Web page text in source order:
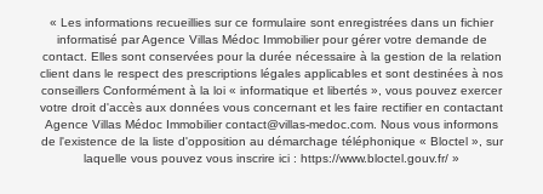
« Les informations recueillies sur ce formulaire sont enregistrées dans un fichier
informatisé par Agence Villas Médoc Immobilier pour gérer votre demande de
contact. Elles sont conservées pour la durée nécessaire à la gestion de la relation
client dans le respect des prescriptions légales applicables et sont destinées à nos
conseillers Conformément à la loi « informatique et libertés », vous pouvez exercer
votre droit d'accès aux données vous concernant et les faire rectifier en contactant
Agence Villas Médoc Immobilier contact@villas-medoc.com. Nous vous informons
de l'existence de la liste d'opposition au démarchage téléphonique « Bloctel », sur
laquelle vous pouvez vous inscrire ici : https://www.bloctel.gouv.fr/ »